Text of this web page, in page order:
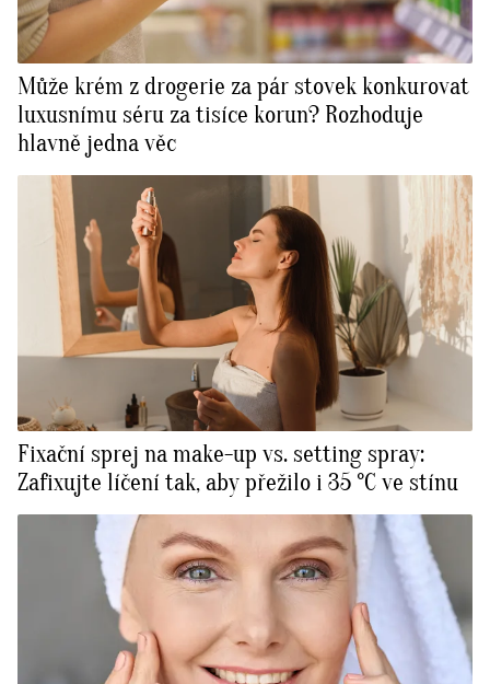
Může krém z drogerie za pár stovek konkurovat
luxusnímu séru za tisíce korun? Rozhoduje
hlavně jedna věc
Fixační sprej na make-up vs. setting spray:
Zafixujte líčení tak, aby přežilo i 35 °C ve stínu